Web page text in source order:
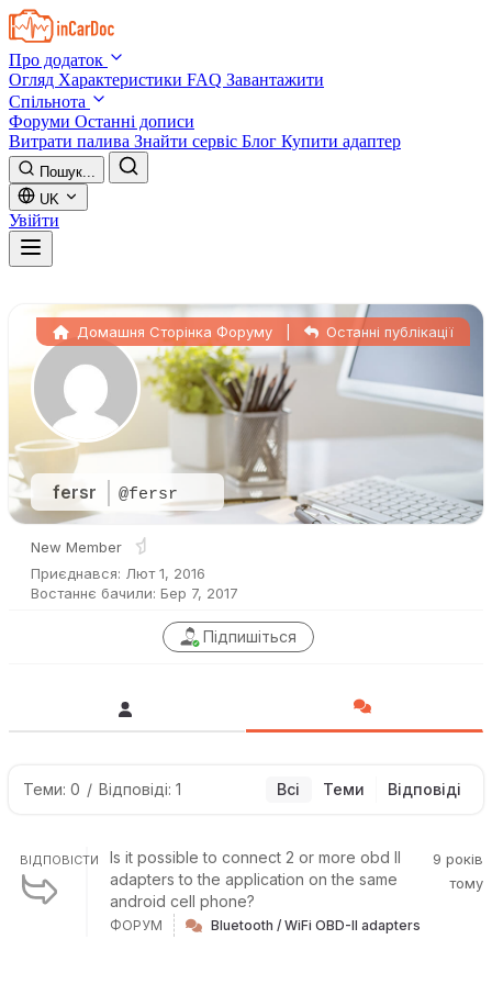
Skip to main content
Про додаток
Огляд Характеристики FAQ Завантажити
Спільнота
Форуми Останні дописи
Витрати палива Знайти сервіс Блог Купити адаптер
Пошук...
UK
Увійти
fersr @fersr
Домашня Сторінка Форуму Останні публікації
New Member
Приєднався: Лют 1, 2016
Востаннє бачили: Бер 7, 2017
Підпишіться
Теми: 0 / Відповіді: 1 Всі Теми Відповіді
ВІДПОВІСТИ
Is it possible to connect 2 or more obd II
adapters to the application on the same
android cell phone?
9 років
тому
ФОРУМ Bluetooth / WiFi OBD-II adapters